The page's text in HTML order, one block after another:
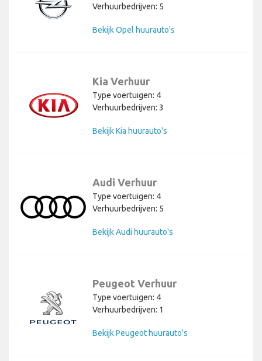
Verhuurbedrijven: 5
Bekijk Opel huurauto's
Kia Verhuur
Type voertuigen: 4
Verhuurbedrijven: 3
Bekijk Kia huurauto's
Audi Verhuur
Type voertuigen: 4
Verhuurbedrijven: 5
Bekijk Audi huurauto's
Peugeot Verhuur
Type voertuigen: 4
Verhuurbedrijven: 1
Bekijk Peugeot huurauto's